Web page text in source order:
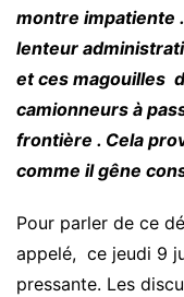
montre impatiente
lenteur
et ces magouilles
camionneurs à
frontière . Cela
comme il gêne
Pour parler de ce
appelé, ce jeudi 9
pressante. Les